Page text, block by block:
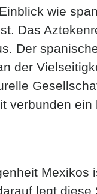
wie
Das
Der
der
verbunden ein
Mexikos
legt diese